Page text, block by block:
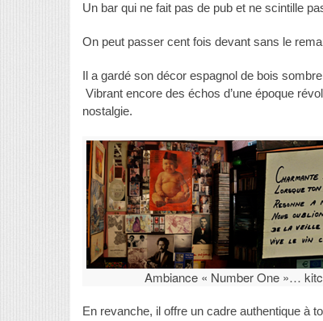
Un bar qui ne fait pas de pub et ne scintille
On peut passer cent fois devant sans le
Il a gardé son décor espagnol de bois
Vibrant encore des échos d’une époque
nostalgie.
Ambiance « Number One »…
En revanche, il offre un cadre authentique à